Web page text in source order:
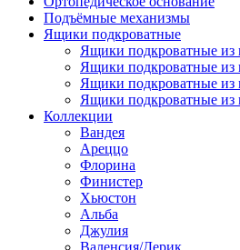
Подъёмные механизмы
Ящики подкроватные
Ящики подкроватные из
Ящики подкроватные из
Ящики подкроватные из
Ящики подкроватные из
Коллекции
Вандея
Ареццо
Флорина
Финистер
Хьюстон
Альба
Джулия
Валенсия/Дерик